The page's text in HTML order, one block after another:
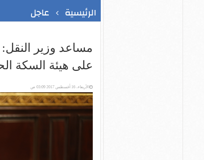
الرئيسية عاجل
مساعد وزير
على هيئة السكة
الأربعاء، 16 أغسطس 2017 03:09 ص